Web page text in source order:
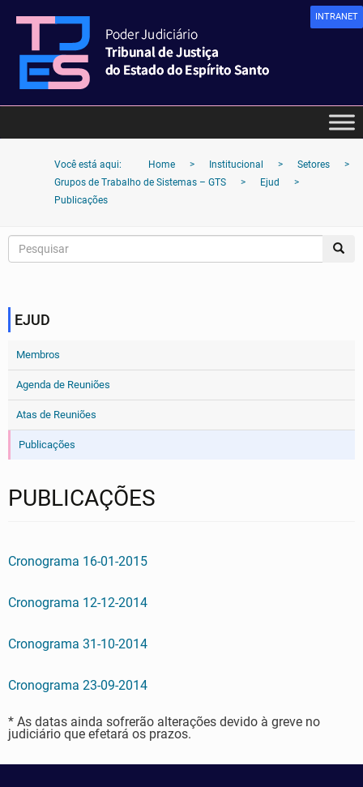
INTRANET
Você está aqui: Home > Institucional > Setores
>
Grupos de Trabalho de Sistemas – GTS
> Ejud
>
Publicações
EJUD
Membros
Agenda de Reuniões
Atas de Reuniões
Publicações
PUBLICAÇÕES
Cronograma 16-01-2015
Cronograma 12-12-2014
Cronograma 31-10-2014
Cronograma 23-09-2014
* As datas ainda sofrerão alterações devido à greve no
judiciário que efetará os prazos.